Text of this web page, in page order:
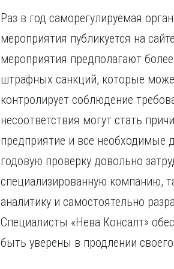
Раз в год саморегулируемая
мероприятия публикуется на
мероприятия предполагают
штрафных санкций, которые
контролирует соблюдение
несоответствия могут стать
предприятие и все необходимые
годовую проверку довольно
специализированную компанию,
аналитику и самостоятельно
Специалисты «Нева Консалт»
быть уверены в продлении